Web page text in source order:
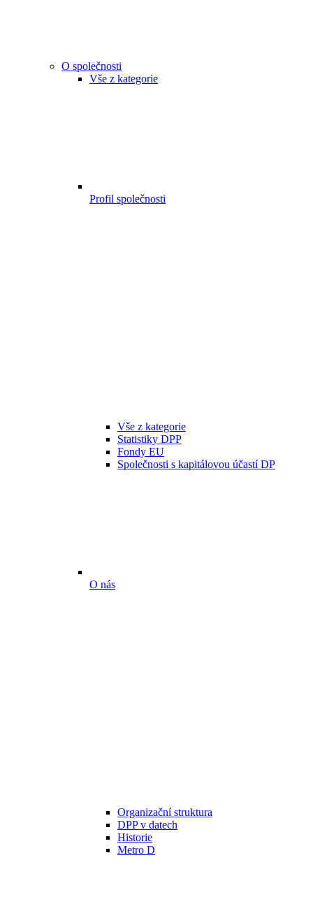
O společnosti
Vše z kategorie
Profil společnosti
Vše z kategorie
Statistiky DPP
Fondy EU
Společnosti s kapitálovou účastí DP
O nás
Organizační struktura
DPP v datech
Historie
Metro D